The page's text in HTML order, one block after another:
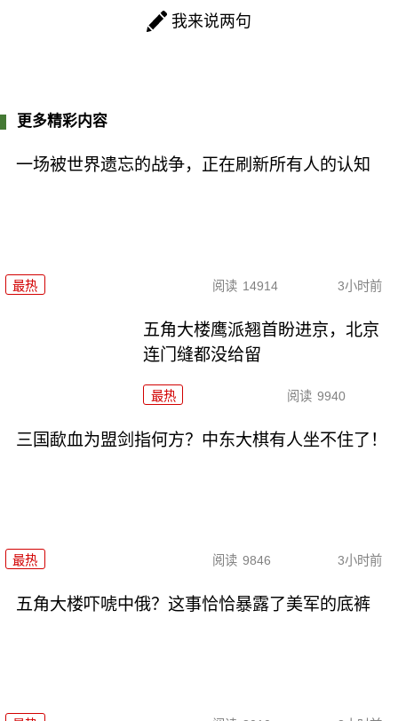
我来说两句
更多精彩内容
一场被世界遗忘的战争，正在刷新所有人的认知
最热 阅读 14914 3小时前
五角大楼鹰派翘首盼进京，北京
连门缝都没给留
最热 阅读 9940
三国歃血为盟剑指何方？中东大棋有人坐不住了！
最热 阅读 9846 3小时前
五角大楼吓唬中俄？这事恰恰暴露了美军的底裤